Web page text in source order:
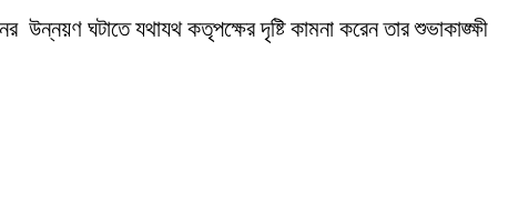
ঘটাতে যথাযথ কতৃপক্ষের দৃষ্টি কামনা করেন তার শুভাকাঙ্ক্ষী